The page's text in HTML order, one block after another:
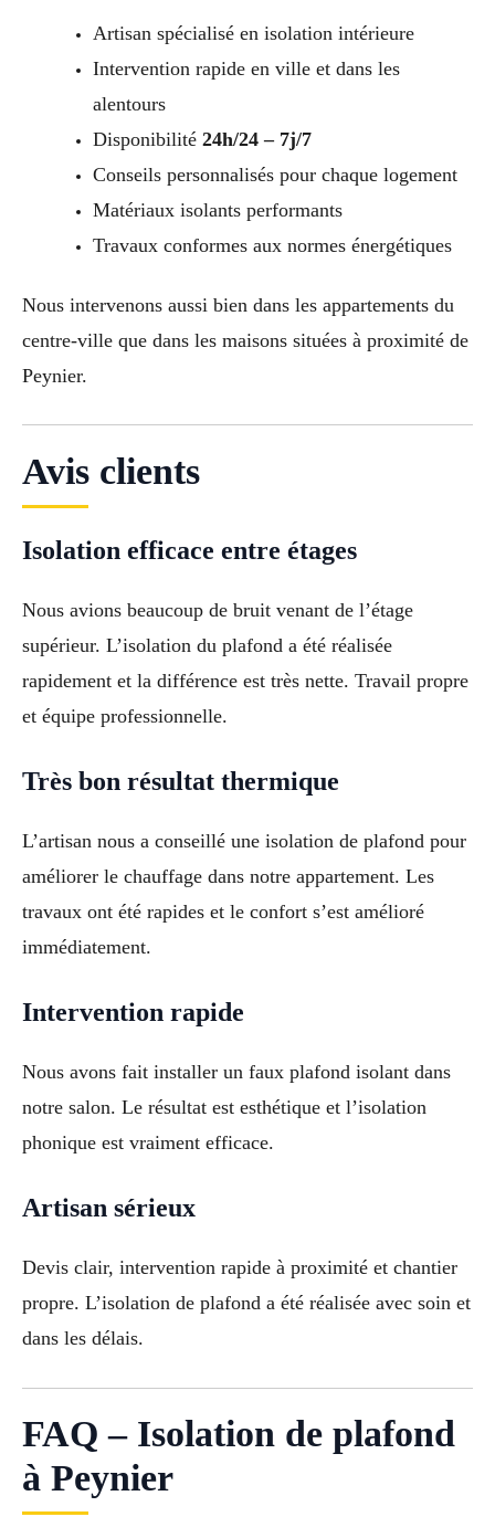
Artisan spécialisé en isolation intérieure
Intervention rapide en ville et dans les
alentours
Disponibilité 24h/24 – 7j/7
Conseils personnalisés pour chaque logement
Matériaux isolants performants
Travaux conformes aux normes énergétiques
Nous intervenons aussi bien dans les appartements du
centre-ville que dans les maisons situées à proximité de
Peynier.
Avis clients
Isolation efficace entre étages
Nous avions beaucoup de bruit venant de l’étage
supérieur. L’isolation du plafond a été réalisée
rapidement et la différence est très nette. Travail propre
et équipe professionnelle.
Très bon résultat thermique
L’artisan nous a conseillé une isolation de plafond pour
améliorer le chauffage dans notre appartement. Les
travaux ont été rapides et le confort s’est amélioré
immédiatement.
Intervention rapide
Nous avons fait installer un faux plafond isolant dans
notre salon. Le résultat est esthétique et l’isolation
phonique est vraiment efficace.
Artisan sérieux
Devis clair, intervention rapide à proximité et chantier
propre. L’isolation de plafond a été réalisée avec soin et
dans les délais.
FAQ – Isolation de plafond
à Peynier